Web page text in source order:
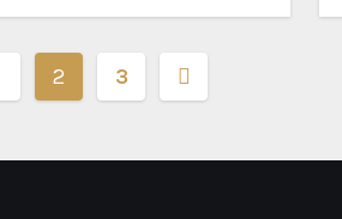
2 3